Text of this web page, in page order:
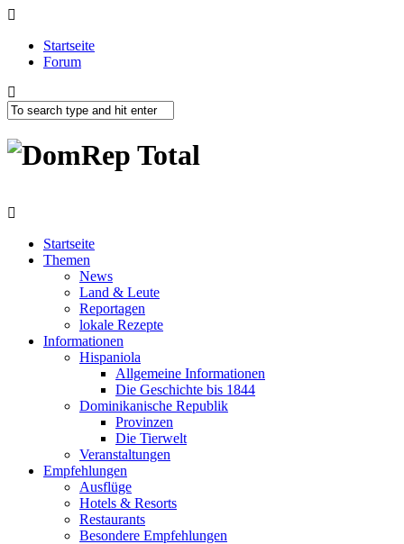
Startseite
Forum
Startseite
Themen
News
Land & Leute
Reportagen
lokale Rezepte
Informationen
Hispaniola
Allgemeine Informationen
Die Geschichte bis 1844
Dominikanische Republik
Provinzen
Die Tierwelt
Veranstaltungen
Empfehlungen
Ausflüge
Hotels & Resorts
Restaurants
Besondere Empfehlungen